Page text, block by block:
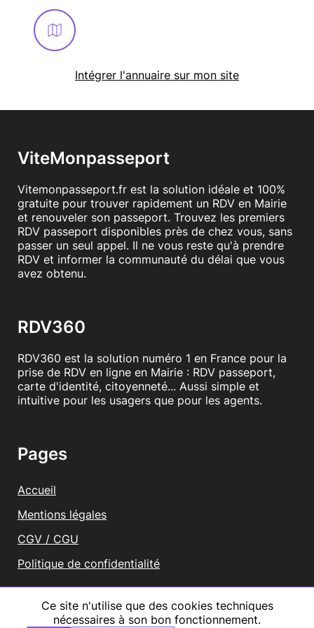
Intégrer l'annuaire sur mon site
Ce site n'utilise que des cookies techniques
nécessaires à son bon fonctionnement.
ViteMonpasseport
Vitemonpasseport.fr est la solution idéale et 100%
gratuite pour trouver rapidement un RDV en Mairie
et renouveler son passeport. Trouvez les premiers
RDV passeport disponibles près de chez vous, sans
passer un seul appel. Il ne vous reste qu'à prendre
RDV et informer la communauté du délai que vous
avez obtenu.
RDV360
RDV360 est la solution numéro 1 en France pour la
prise de RDV en ligne en Mairie : RDV passeport,
carte d'identité, citoyenneté... Aussi simple et
intuitive pour les usagers que pour les agents.
Pages
Accueil
Mentions légales
CGV / CGU
Politique de confidentialité
Vous représentez une mairie ?